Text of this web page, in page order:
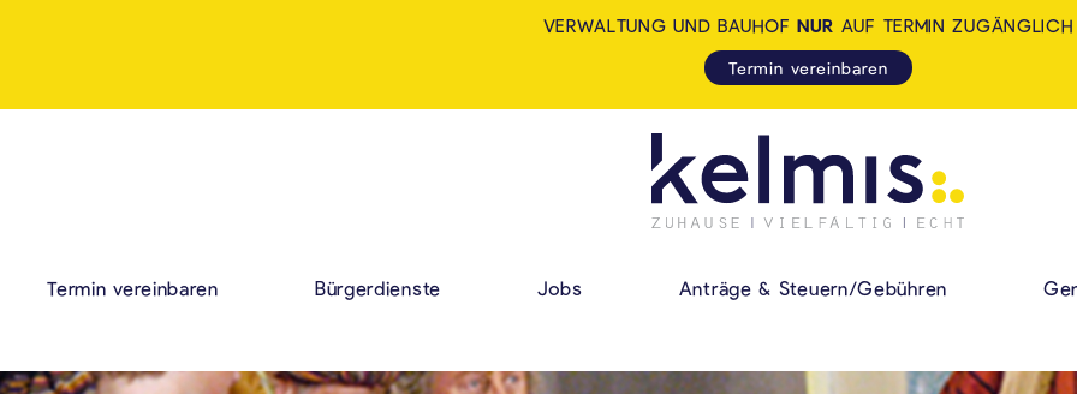
HAUPMENÜ
Termin vereinbaren Bürgerdienste Jobs Anträge & Steuern/Gebühren
VERWALTUNG UND BAUHOF NUR AUF TERMIN ZUGÄNGLICH
Termin vereinbaren